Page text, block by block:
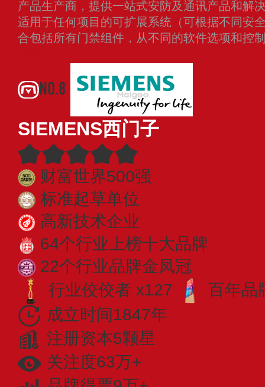
产品生产商，提供一站式安防及通讯产品和解
适用于任何项目的可扩展系统（可根据不同安
合包括所有门禁组件，从不同的软件选项和控
NO.8
SIEMENS西门子
财富世界500强
标准起草单位
高新技术企业
64个行业上榜十大品牌
22个行业品牌金凤冠
行业佼佼者 x127
百年品
成立时间1847年
注册资本5颗星
关注度63万+